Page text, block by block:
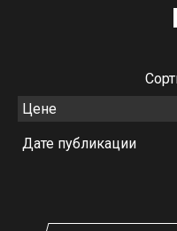
Цене
Дате публикации